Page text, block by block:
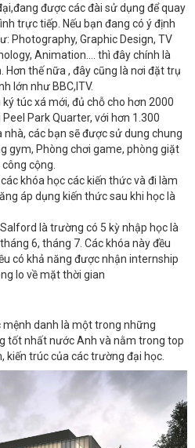
được các đài sử dụng để quay
trực tiếp. Nếu bạn đang có ý định
Photography, Graphic Design, TV
Animation.… thì đây chính là
thế nữa , đây cũng là nơi đặt trụ
lớn như BBC,ITV.
túc xá mới, đủ chỗ cho hơn 2000
Park Quarter, với hơn 1.300
các bạn sẽ được sử dung chung
gym, Phòng chơi game, phòng giặt
cộng.
khóa học các kiến thức và đi làm
áp dụng kiến thức sau khi học là
là trường có 5 kỳ nhập học là
6, tháng 7. Các khóa này đều
có khả năng được nhận internship
lo về mặt thời gian
danh là một trong những
tốt nhất nước Anh và nằm trong top
kiến trúc của các trường đại học.